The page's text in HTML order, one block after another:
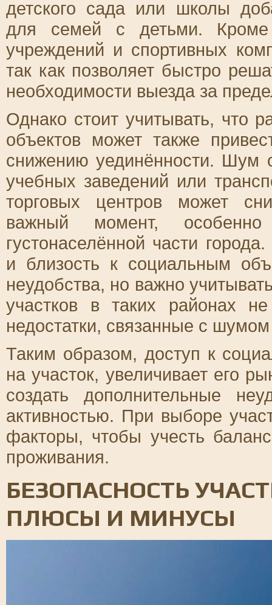
детского сада или школы
для семей с детьми. Кроме
учреждений и спортивных
так как позволяет быстро
необходимости выезда за
Однако стоит учитывать, что
объектов может также
снижению уединённости. Шум
учебных заведений или
торговых центров может
важный момент,
густонаселённой части
и близость к социальным
неудобства, но важно
участков в таких районах
недостатки, связанные с
Таким образом, доступ к
на участок, увеличивает его
создать дополнительные
активностью. При выборе
факторы, чтобы учесть
проживания.
БЕЗОПАСНОСТЬ
ПЛЮСЫ И МИНУСЫ